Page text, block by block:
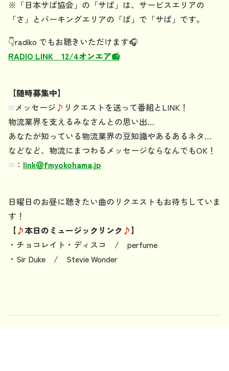
※「日本サぱ協会」の「サぱ」は、サービスエリアの
「さ」とパーキングエリアの「ぱ」で「サぱ」です。
👇radiko でもお聴きいただけます🎧️
RADIO LINK 12/4オンエア📻
【随時募集中】
✉メッセージ ♪ リクエストを送って番組とLINK！
物流業界を支えるみなさんとの思い出…
あなたが知っている物流業界の豆知識やあるあるネタ…
などなど、物流にまつわるメッセージならなんでもOK！
✉ ： link＠fmyokohama.jp
日曜日のお昼に聴きたい曲のリクエストもお待ちしていま
す！
【♪本日のミュージックリンク ♪】
・チョコレイト・ディスコ / perfume
・Sir Duke / Stevie Wonder